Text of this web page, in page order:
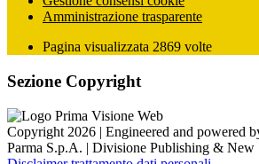
Amministrazione trasparente
Pagina visualizzata 2869 volte
Sezione Copyright
Copyright 2026 | Engineered and powered
Parma S.p.A. | Divisione Publishing & New